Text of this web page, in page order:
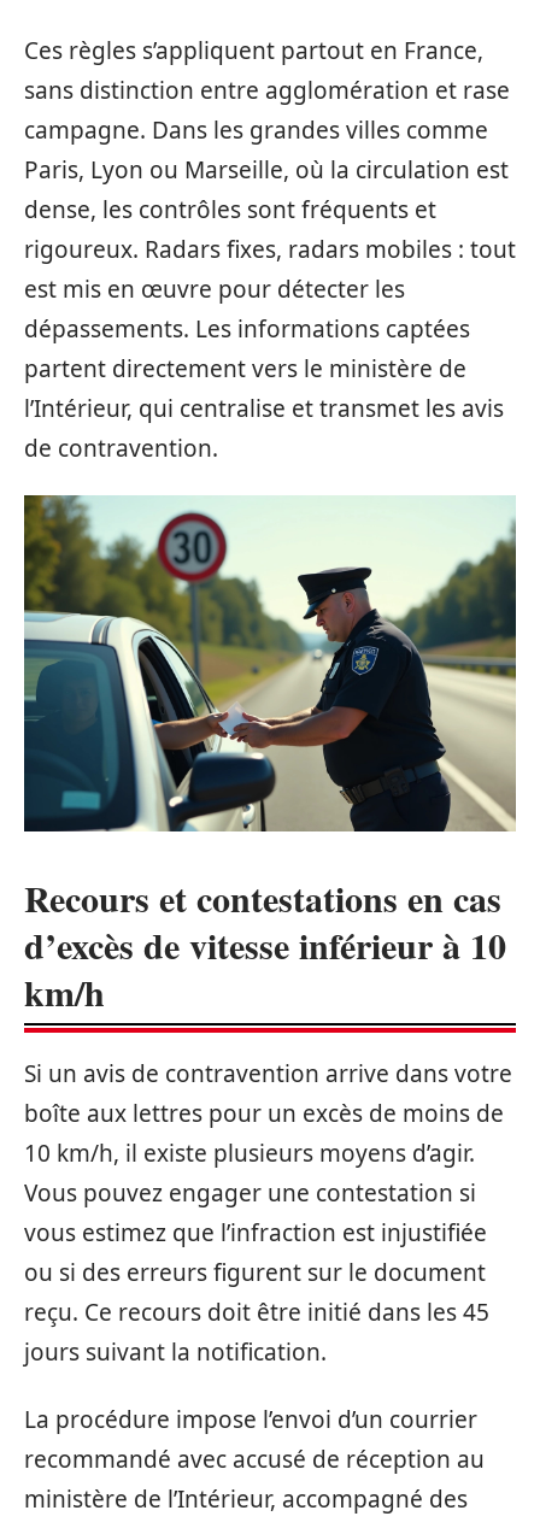
Ces règles s’appliquent partout en France,
sans distinction entre agglomération et rase
campagne. Dans les grandes villes comme
Paris, Lyon ou Marseille, où la circulation est
dense, les contrôles sont fréquents et
rigoureux. Radars fixes, radars mobiles : tout
est mis en œuvre pour détecter les
dépassements. Les informations captées
partent directement vers le ministère de
l’Intérieur, qui centralise et transmet les avis
de contravention.
Recours et contestations en cas
d’excès de vitesse inférieur à 10
km/h
Si un avis de contravention arrive dans votre
boîte aux lettres pour un excès de moins de
10 km/h, il existe plusieurs moyens d’agir.
Vous pouvez engager une contestation si
vous estimez que l’infraction est injustifiée
ou si des erreurs figurent sur le document
reçu. Ce recours doit être initié dans les 45
jours suivant la notification.
La procédure impose l’envoi d’un courrier
recommandé avec accusé de réception au
ministère de l’Intérieur, accompagné des